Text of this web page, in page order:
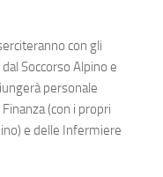
con gli
Soccorso Alpino e
personale
(con i propri
e delle Infermiere